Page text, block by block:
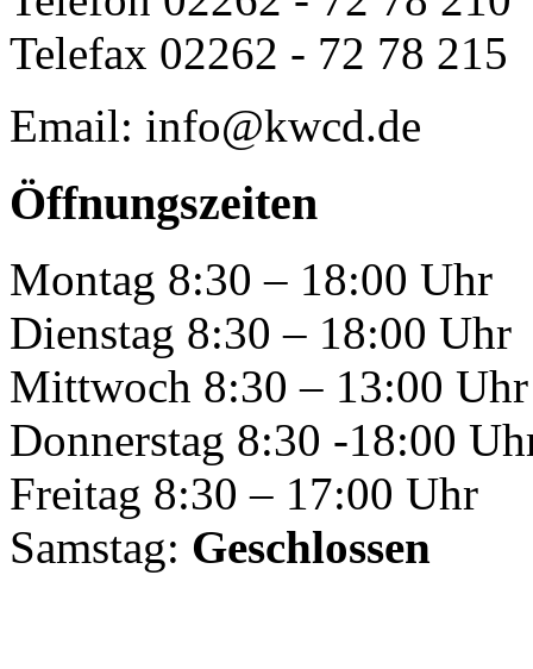
Telefax 02262 - 72 78 215
Email: info@kwcd.de
Öffnungszeiten
Montag 8:30 – 18:00 Uhr
Dienstag 8:30 – 18:00 Uhr
Mittwoch 8:30 – 13:00 Uhr
Donnerstag 8:30 -18:00
Freitag 8:30 – 17:00 Uhr
Samstag: Geschlossen